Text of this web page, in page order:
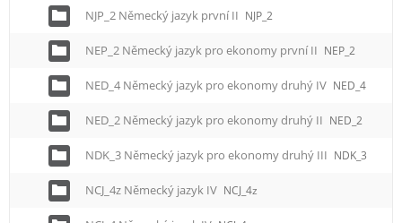
NJP_2 Německý jazyk první II NJP_2
NEP_2 Německý jazyk pro ekonomy první II NEP_2
NED_4 Německý jazyk pro ekonomy druhý IV NED_4
NED_2 Německý jazyk pro ekonomy druhý II NED_2
NDK_3 Německý jazyk pro ekonomy druhý III NDK_3
NCJ_4z Německý jazyk IV NCJ_4z